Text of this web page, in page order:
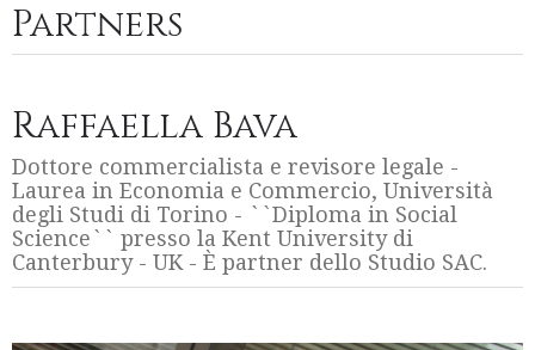
Partners
Raffaella Bava
Dottore commercialista e revisore legale -
Laurea in Economia e Commercio, Università
degli Studi di Torino - ``Diploma in Social
Science`` presso la Kent University di
Canterbury - UK - È partner dello Studio SAC.